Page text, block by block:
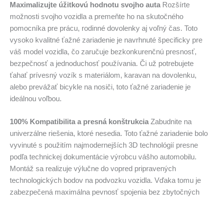
Maximalizujte úžitkovú hodnotu svojho auta Rozšírte
možnosti svojho vozidla a premeňte ho na skutočného
pomocníka pre prácu, rodinné dovolenky aj voľný čas. Toto
vysoko kvalitné ťažné zariadenie je navrhnuté špecificky pre
váš model vozidla, čo zaručuje bezkonkurenčnú presnosť,
bezpečnosť a jednoduchosť používania. Či už potrebujete
ťahať prívesný vozík s materiálom, karavan na dovolenku,
alebo prevážať bicykle na nosiči, toto ťažné zariadenie je
ideálnou voľbou.
100% Kompatibilita a presná konštrukcia Zabudnite na
univerzálne riešenia, ktoré nesedia. Toto ťažné zariadenie bolo
vyvinuté s použitím najmodernejších 3D technológií presne
podľa technickej dokumentácie výrobcu vášho automobilu.
Montáž sa realizuje výlučne do vopred pripravených
technologických bodov na podvozku vozidla. Vďaka tomu je
zabezpečená maximálna pevnosť spojenia bez zbytočných